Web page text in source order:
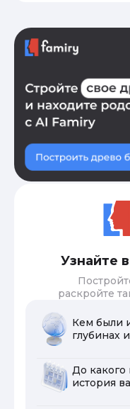
Узнайте
раскройте
Кем были
глубинах
До какого
история